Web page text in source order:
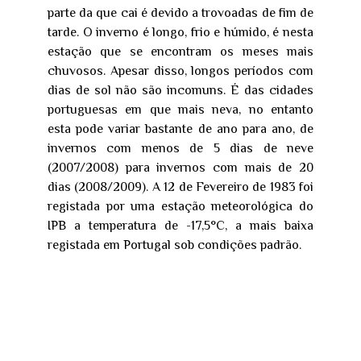
parte da que cai é devido a trovoadas de fim de
tarde. O inverno é longo, frio e húmido, é nesta
estação que se encontram os meses mais
chuvosos. Apesar disso, longos períodos com
dias de sol não são incomuns. É das cidades
portuguesas em que mais neva, no entanto
esta pode variar bastante de ano para ano, de
invernos com menos de 5 dias de neve
(2007/2008) para invernos com mais de 20
dias (2008/2009). A 12 de Fevereiro de 1983 foi
registada por uma estação meteorológica do
IPB a temperatura de -17,5°C, a mais baixa
registada em Portugal sob condições padrão.